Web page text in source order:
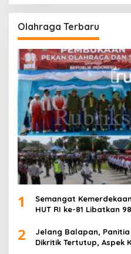
Olahraga Terbaru
1
Semangat
HUT RI ke-81 Libatkan
2
Jelang Balapan, Panitia
Dikritik Tertutup, Aspek